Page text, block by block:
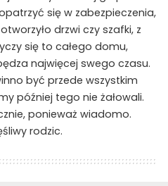
się w zabezpieczenia,
drzwi czy szafki, z
się to całego domu,
najwięcej swego czasu.
być przede wszystkim
później tego nie żałowali.
ponieważ wiadomo.
rodzic.